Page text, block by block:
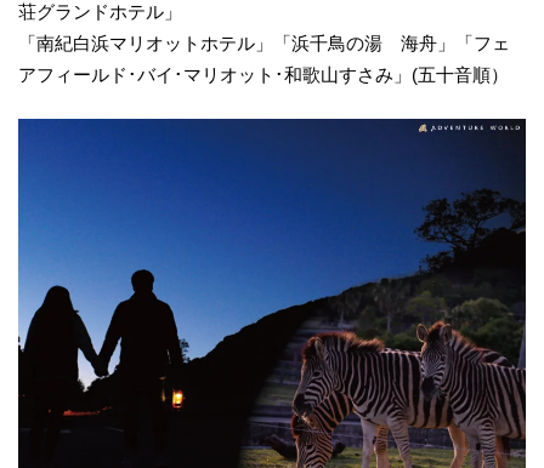
荘グランドホテル」
「南紀白浜マリオットホテル」「浜千鳥の湯 海舟」「フェ
アフィールド･バイ･マリオット･和歌山すさみ」(五十音順）